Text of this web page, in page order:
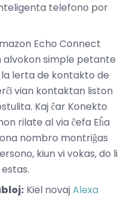
telefono por
Echo Connect
simple petante
lerta de kontakto de
vian kontaktan liston
Kaj ĉar Konekto
rilate al via ĉefa Eĥa
nombro montriĝas
kiun vi vokas, do li
Kiel novajAlexa